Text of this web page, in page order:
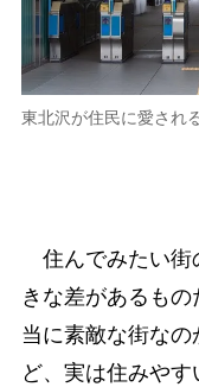
東北沢が住民に愛され
住んでみたい街
きな差があるも
当に素敵な街な
ど、実は住みや